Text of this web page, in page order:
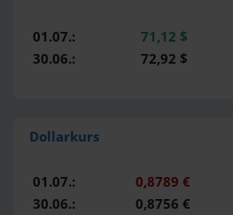
01.07.:
71,12 $
30.06.:
72,92 $
Dollarkurs
01.07.:
0,8789 €
30.06.:
0,8756 €